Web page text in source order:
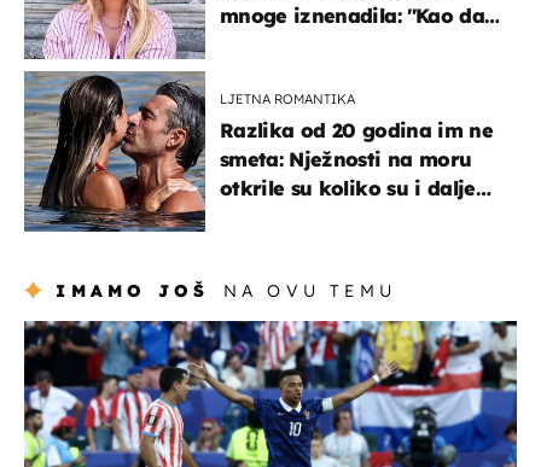
mnoge iznenadila: ''Kao da
LJETNA ROMANTIKA
Razlika od 20 godina im ne
smeta: Nježnosti na moru
otkrile su koliko su i dalje
IMAMO JOŠ NA OVU TEMU
svjetsko prvenstvo 2026